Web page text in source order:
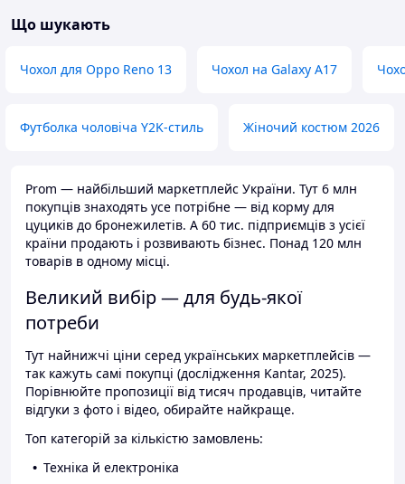
Що шукають
Чохол для Oppo Reno 13 Чохол на Galaxy A17
Футболка чоловіча Y2K-стиль Жіночий костюм 2026
Prom — найбільший маркетплейс України. Тут 6 млн
покупців знаходять усе потрібне — від корму для
цуциків до бронежилетів. А 60 тис. підприємців з усієї
країни продають і розвивають бізнес. Понад 120 млн
товарів в одному місці.
Великий вибір — для будь-якої
потреби
Тут найнижчі ціни серед українських маркетплейсів —
так кажуть самі покупці (дослідження Kantar, 2025).
Порівнюйте пропозиції від тисяч продавців, читайте
відгуки з фото і відео, обирайте найкраще.
Топ категорій за кількістю замовлень:
Техніка й електроніка